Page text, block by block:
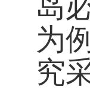
岛
为
究